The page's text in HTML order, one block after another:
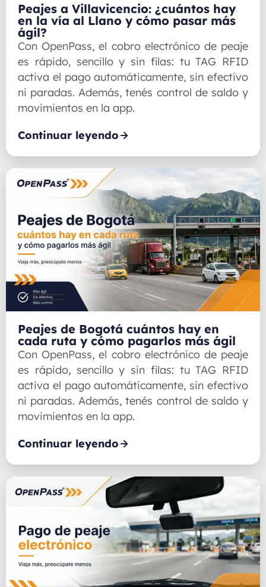
Peajes a Villavicencio: ¿cuántos hay
en la vía al Llano y cómo pasar más
ágil?
Con OpenPass, el cobro electrónico de peaje
es rápido, sencillo y sin filas: tu TAG RFID
activa el pago automáticamente, sin efectivo
ni paradas. Además, tenés control de saldo y
movimientos en la app.
Continuar leyendo
Peajes de Bogotá cuántos hay en
cada ruta y cómo pagarlos más ágil
Con OpenPass, el cobro electrónico de peaje
es rápido, sencillo y sin filas: tu TAG RFID
activa el pago automáticamente, sin efectivo
ni paradas. Además, tenés control de saldo y
movimientos en la app.
Continuar leyendo